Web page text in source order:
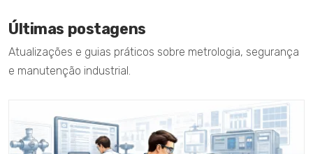
Últimas postagens
Atualizações e guias práticos sobre metrologia, segurança
e manutenção industrial.